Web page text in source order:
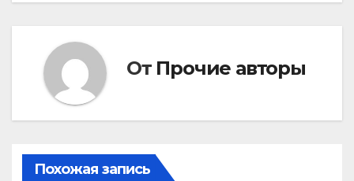
От Прочие авторы
Похожая запись